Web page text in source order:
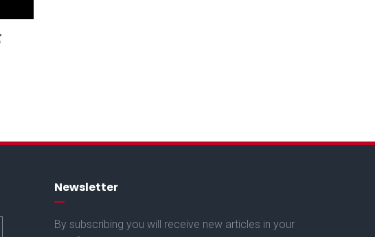
Newsletter
By subscribing you will receive new articles in your